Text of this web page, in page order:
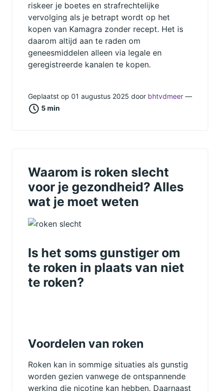
riskeer je boetes en strafrechtelijke
vervolging als je betrapt wordt op het
kopen van Kamagra zonder recept. Het is
daarom altijd aan te raden om
geneesmiddelen alleen via legale en
geregistreerde kanalen te kopen.
Geplaatst op 01 augustus 2025 door bhtvdmeer —
5 min
Waarom is roken slecht
voor je gezondheid? Alles
wat je moet weten
Is het soms gunstiger om
te roken in plaats van niet
te roken?
Voordelen van roken
Roken kan in sommige situaties als gunstig
worden gezien vanwege de ontspannende
werking die nicotine kan hebben. Daarnaast